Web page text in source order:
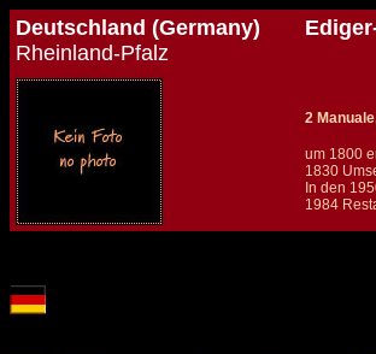
Deutschland (Germany)
Rheinland-Pfalz
2
um 1800
1830
In den
1984